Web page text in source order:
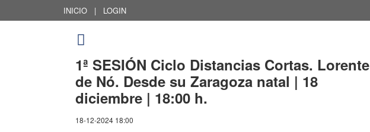
INICIO | LOGIN
1ª SESIÓN Ciclo Distancias Cortas. Lorente
de Nó. Desde su Zaragoza natal | 18
diciembre | 18:00 h.
18-12-2024 18:00